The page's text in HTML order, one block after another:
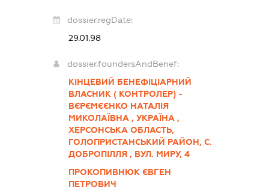
dossier.regDate:
29.01.98
dossier.foundersAndBenef:
КІНЦЕВИЙ БЕНЕФІЦІАРНИЙ
ВЛАСНИК ( КОНТРОЛЕР) -
ВЄРЄМЄЄНКО НАТАЛІЯ
МИКОЛАЇВНА , УКРАЇНА ,
ХЕРСОНСЬКА ОБЛАСТЬ,
ГОЛОПРИСТАНСЬКИЙ РАЙОН, С.
ДОБРОПІЛЛЯ , ВУЛ. МИРУ, 4
ПРОКОПИВНЮК ЄВГЕН
ПЕТРОВИЧ